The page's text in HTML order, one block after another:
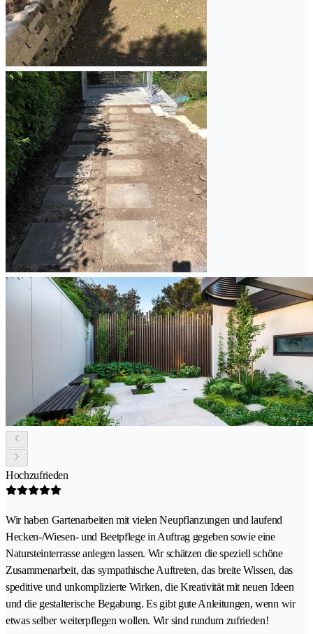
Hochzufrieden
Wir haben Gartenarbeiten mit vielen Neupflanzungen und laufend
Hecken-/Wiesen- und Beetpflege in Auftrag gegeben sowie eine
Natursteinterrasse anlegen lassen. Wir schätzen die speziell schöne
Zusammenarbeit, das sympathische Auftreten, das breite Wissen, das
speditive und unkomplizierte Wirken, die Kreativität mit neuen Ideen
und die gestalterische Begabung. Es gibt gute Anleitungen, wenn wir
etwas selber weiterpflegen wollen. Wir sind rundum zufrieden!